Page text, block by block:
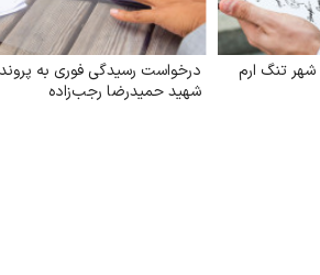
تنگ ارم
درخواست رسیدگی فوری به
شهید حمیدرضا رجب‌زاده